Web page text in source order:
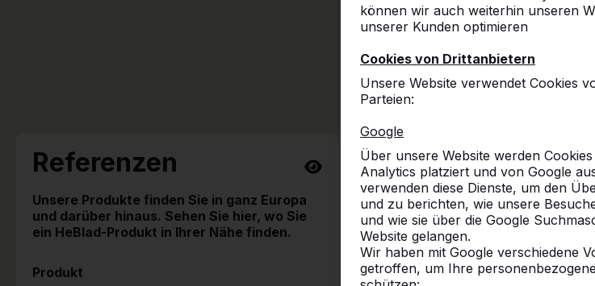
können wir auch weiterhin unseren
unserer Kunden optimieren
Cookies von Drittanbietern
Unsere Website verwendet Cookies
Parteien:
Google
Über unsere Website werden
Analytics platziert und von Google
verwenden diese Dienste, um den
und zu berichten, wie unsere
und wie sie über die Google
Website gelangen.
Wir haben mit Google verschiedene
getroffen, um Ihre
Referenzen
Unsere Produkte finden Sie in ganz Europa
und darüber hinaus. Sehen Sie hier, wo Sie
ein HeBlad-Produkt in Ihrer Nähe finden.
Produkt